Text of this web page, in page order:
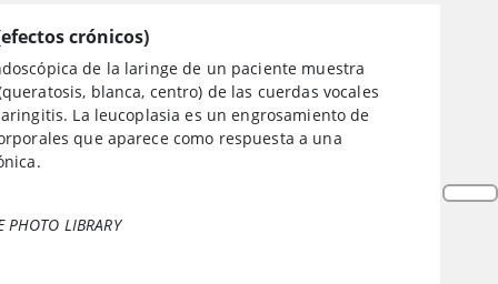
crónicos)
de la laringe de un paciente muestra
blanca, centro) de las cuerdas vocales
La leucoplasia es un engrosamiento de
que aparece como respuesta a una
PHOTO LIBRARY